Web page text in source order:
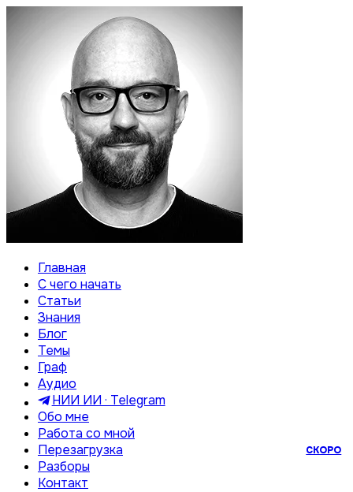
Главная
С чего начать
Статьи
Знания
Блог
Темы
Граф
Аудио
НИИ ИИ · Telegram
Обо мне
Работа со мной
Перезагрузка
СКОРО
Разборы
Контакт